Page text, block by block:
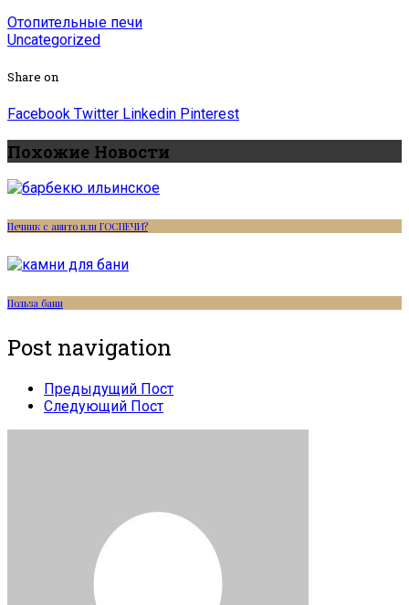
Отопительные печи
Uncategorized
Share on
Facebook Twitter Linkedin Pinterest
Похожие Новости
Печник с авито или ГОСПЕЧИ?
Польза бани
Post navigation
Предыдущий Пост
Следующий Пост